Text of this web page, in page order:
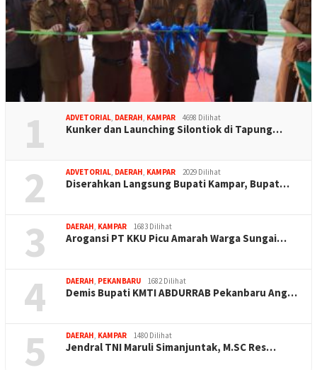
1 ADVETORIAL DAERAH KAMPAR 4698 Dilihat
Kunker dan Launching Silontiok di Tapung…
2 ADVETORIAL DAERAH KAMPAR 2029 Dilihat
Diserahkan Langsung Bupati Kampar, Bupat…
3 DAERAH KAMPAR 1683 Dilihat
Arogansi PT KKU Picu Amarah Warga Sungai…
4 DAERAH PEKANBARU 1682 Dilihat
Demis Bupati KMTI ABDURRAB Pekanbaru Ang…
5 DAERAH KAMPAR 1480 Dilihat
Jendral TNI Maruli Simanjuntak, M.SC Res…